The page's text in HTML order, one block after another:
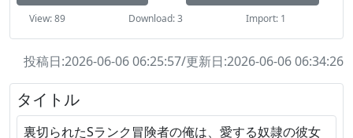
View: 89 Download: 3 Import: 1
投稿日:2026-06-06 06:25:57/更新日:2026-06-06 06:34:26
タイトル
裏切られたSランク冒険者の俺は、愛する奴隷の彼女